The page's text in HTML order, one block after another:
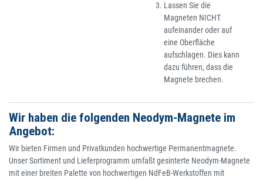
Lassen Sie die
Magneten NICHT
aufeinander oder auf
eine Oberfläche
aufschlagen. Dies kann
dazu führen, dass die
Magnete brechen.
Wir haben die folgenden Neodym-Magnete im
Angebot:
Wir bieten Firmen und Privatkunden hochwertige Permanentmagnete.
Unser Sortiment und Lieferprogramm umfaßt gesinterte Neodym-Magnete
mit einer breiten Palette von hochwertigen NdFeB-Werkstoffen mit